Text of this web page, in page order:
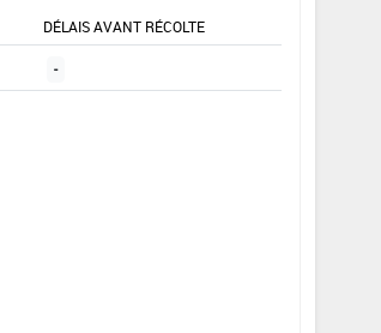
DÉLAIS AVANT RÉCOLTE
-